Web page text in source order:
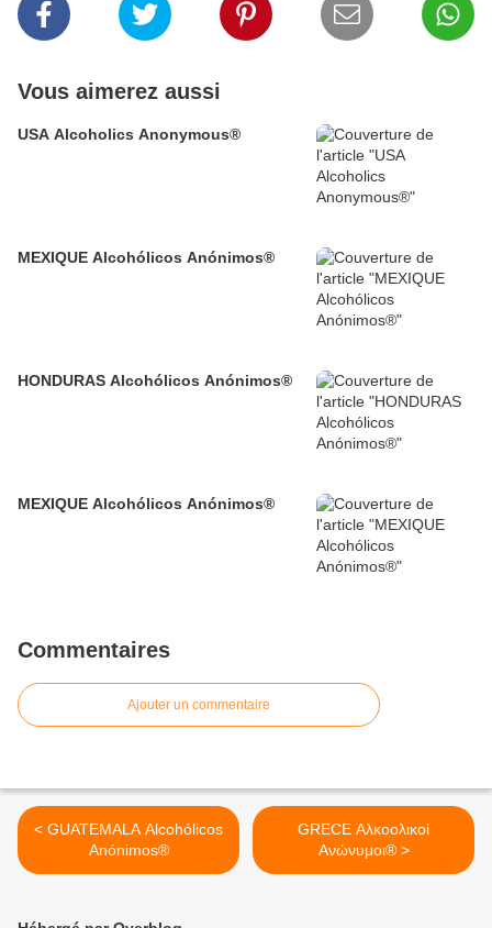
Vous aimerez aussi
USA Alcoholics Anonymous®
MEXIQUE Alcohólicos Anónimos®
HONDURAS Alcohólicos Anónimos®
MEXIQUE Alcohólicos Anónimos®
Commentaires
Ajouter un commentaire
< GUATEMALA Alcohólicos
Anónimos®
GRECE Αλκοολικοί
Ανώνυμοι® >